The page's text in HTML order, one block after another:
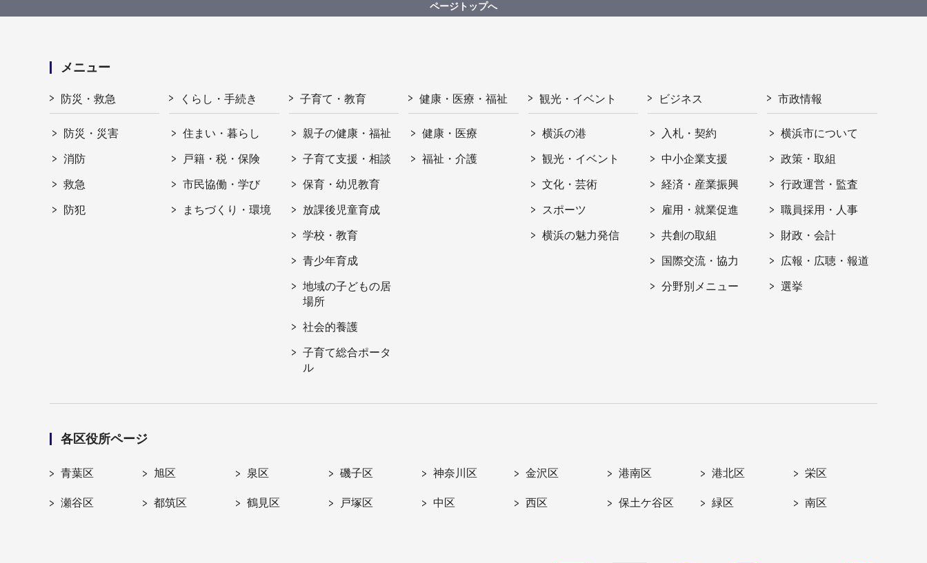
ページトップへ
メニュー
防災・救急
防災・災害
消防
救急
防犯
くらし・手続き
住まい・暮らし
戸籍・税・保険
市民協働・学び
まちづくり・環境
子育て・教育
親子の健康・福祉
子育て支援・相談
保育・幼児教育
放課後児童育成
学校・教育
青少年育成
地域の子どもの居
場所
社会的養護
子育て総合ポータ
ル
健康・医療・福祉
健康・医療
福祉・介護
観光・イベント
横浜の港
観光・イベント
文化・芸術
スポーツ
横浜の魅力発信
ビジネス
入札・契約
中小企業支援
経済・産業振興
雇用・就業促進
共創の取組
国際交流・協力
分野別メニュー
市政情報
横浜市について
政策・取組
行政運営・監査
職員採用・人事
財政・会計
広報・広聴・報道
選挙
各区役所ページ
青葉区 旭区 泉区 磯子区 神奈川区 金沢区 港南区 港北区 栄区
瀬谷区 都筑区 鶴見区 戸塚区 中区 西区 保土ケ谷区 緑区 南区